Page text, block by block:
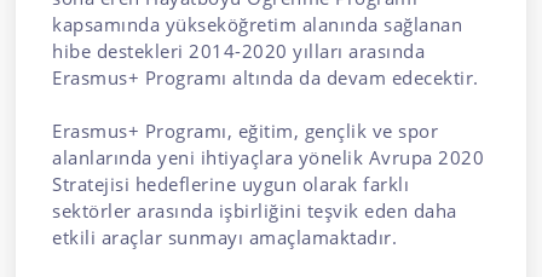
kapsamında yükseköğretim alanında sağlanan
hibe destekleri 2014-2020 yılları arasında
Erasmus+ Programı altında da devam edecektir.
Erasmus+ Programı, eğitim, gençlik ve spor
alanlarında yeni ihtiyaçlara yönelik Avrupa 2020
Stratejisi hedeflerine uygun olarak farklı
sektörler arasında işbirliğini teşvik eden daha
etkili araçlar sunmayı amaçlamaktadır.